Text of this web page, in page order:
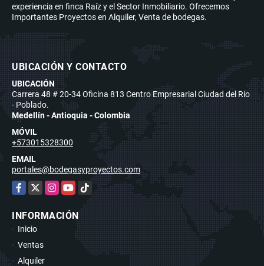
experiencia en finca Raíz y el Sector Inmobiliario. Ofrecemos
Importantes Proyectos en Alquiler, Venta de bodegas.
UBICACIÓN Y CONTACTO
UBICACIÓN
Carrera 48 # 20-34 Oficina 813 Centro Empresarial Ciudad del Río
- Poblado.
Medellín - Antioquia - Colombia
MÓVIL
+573015328300
EMAIL
portales@bodegasyproyectos.com
Facebook
X Instagram
YouTubeTikTok
INFORMACIÓN
Inicio
Ventas
Alquiler